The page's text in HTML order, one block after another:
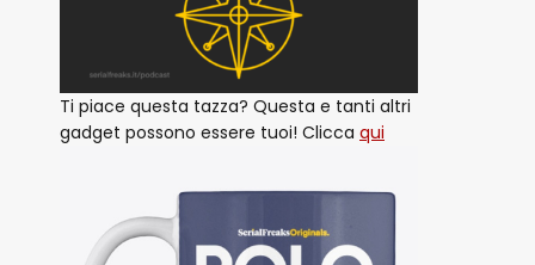
Ti piace questa tazza? Questa e tanti altri
gadget possono essere tuoi! Clicca qui